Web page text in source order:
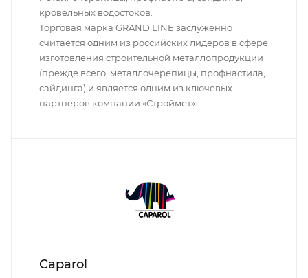
кровельных водостоков.
Торговая марка GRAND LINE заслуженно
считается одним из российских лидеров в сфере
изготовления строительной металлопродукции
(прежде всего, металлочерепицы, профнастила,
сайдинга) и является одним из ключевых
партнеров компании «Строймет».
Caparol